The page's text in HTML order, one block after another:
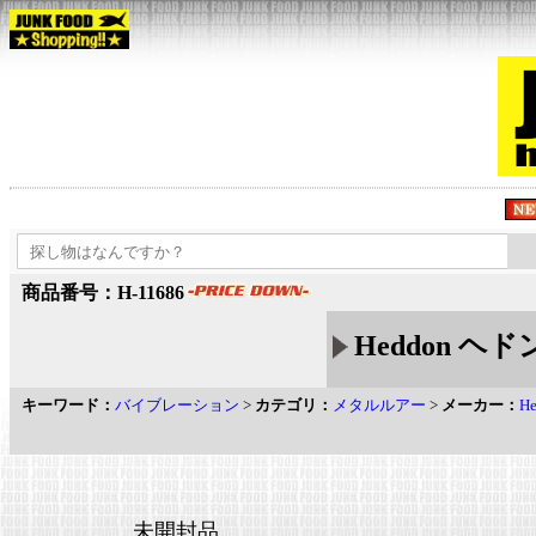
商品番号：H-11686
Heddon ヘド
キーワード： バイブレーション > カテゴリ： メタルルアー > メーカー：
未開封品